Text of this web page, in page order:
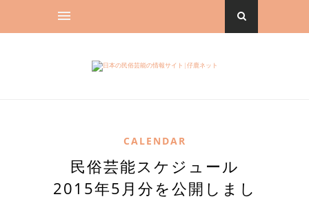
CALENDAR
民俗芸能スケジュール
2015年5月分を公開しまし